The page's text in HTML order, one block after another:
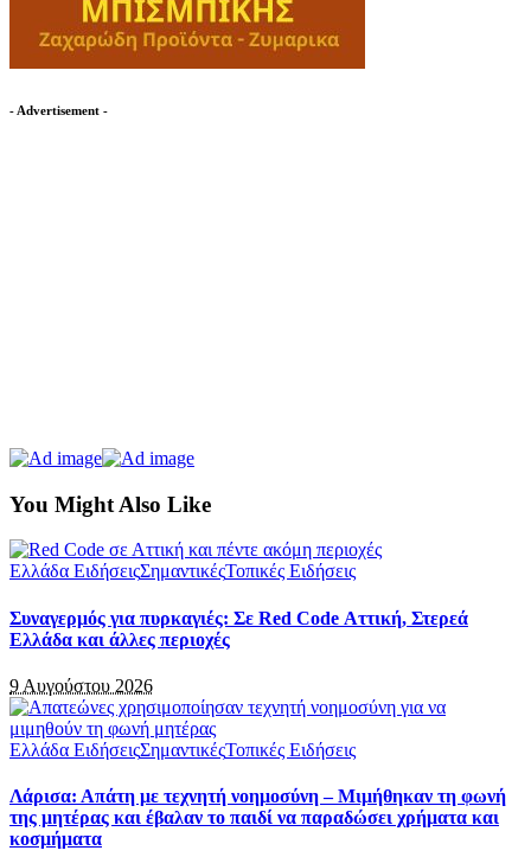
- Advertisement -
You Might Also Like
Ελλάδα ΕιδήσειςΣημαντικέςΤοπικές Ειδήσεις
Συναγερμός για πυρκαγιές: Σε Red Code Αττική, Στερεά
Ελλάδα και άλλες περιοχές
9 Αυγούστου 2026
Ελλάδα ΕιδήσειςΣημαντικέςΤοπικές Ειδήσεις
Λάρισα: Απάτη με τεχνητή νοημοσύνη – Μιμήθηκαν τη φωνή
της μητέρας και έβαλαν το παιδί να παραδώσει χρήματα και
κοσμήματα